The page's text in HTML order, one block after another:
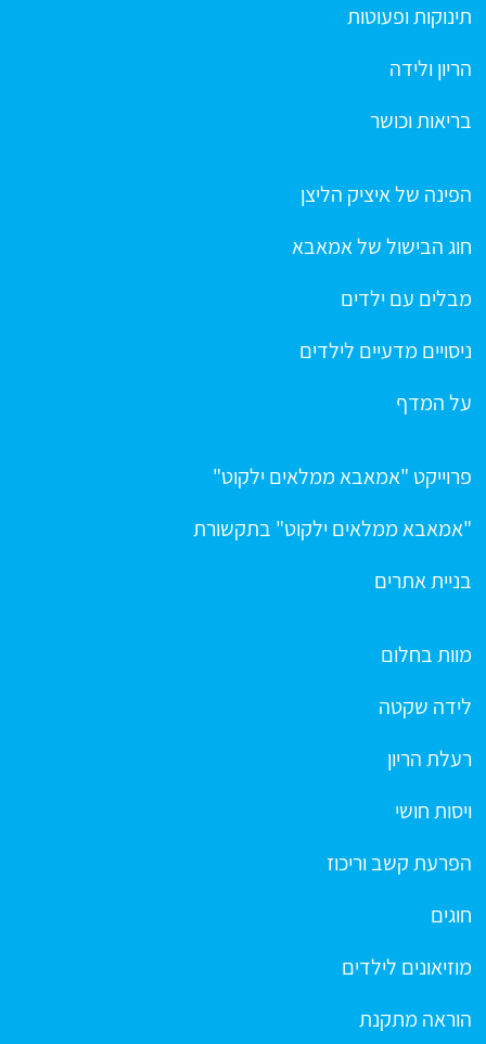
תינוקות ופעוטות
הריון ולידה
בריאות וכושר
הפינה של איציק הליצן
חוג הבישול של אמאבא
מבלים עם ילדים
ניסויים מדעיים לילדים
על המדף
פרוייקט "אמאבא ממלאים ילקוט"
"אמאבא ממלאים ילקוט" בתקשורת
בניית אתרים
מוות בחלום
לידה שקטה
רעלת הריון
ויסות חושי
הפרעת קשב וריכוז
חוגים
מוזיאונים לילדים
הוראה מתקנת